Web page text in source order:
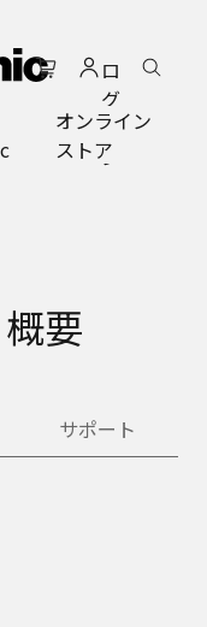
ロ
グ
イ
ン
オンライン
ストア
要
サポート